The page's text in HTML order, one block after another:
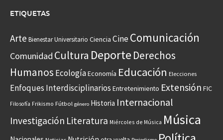
ETIQUETAS
Arte Bienestar Universitario Ciencia CineComunicación
Comunidad Cultura Deporte Derechos
Humanos EcologíaEconomía Educación Elecciones
Enfoques Interdisciplinarios Entretenimiento Extensión FIC
Filosofía Frikismo Fútbol género Historia Internacional
Investigación Literatura Miércoles de Música Música